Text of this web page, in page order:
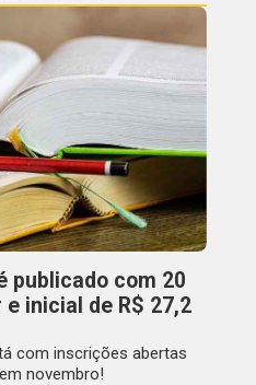
publicado com 20
inicial de R$ 27,2
com inscrições abertas
novembro!